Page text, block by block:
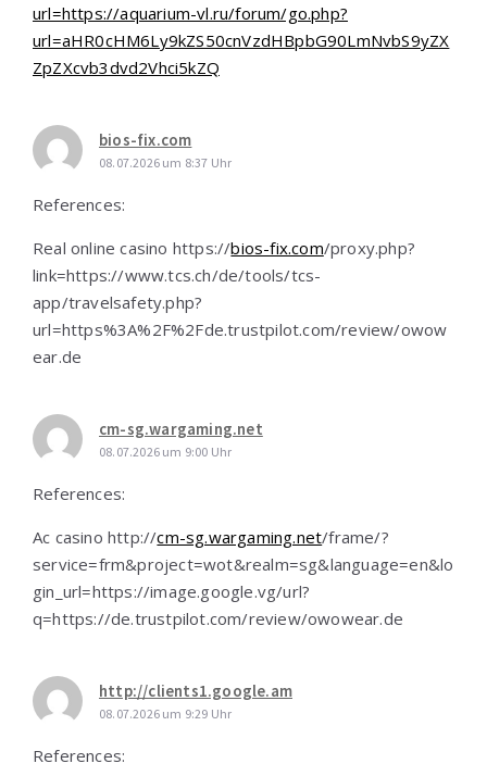
url=https://aquarium-vl.ru/forum/go.php?
url=aHR0cHM6Ly9kZS50cnVzdHBpbG90LmNvbS9yZX
ZpZXcvb3dvd2Vhci5kZQ
bios-fix.com
08.07.2026 um 8:37 Uhr
References:
Real online casino https://bios-fix.com/proxy.php?
link=https://www.tcs.ch/de/tools/tcs-
app/travelsafety.php?
url=https%3A%2F%2Fde.trustpilot.com/review/owow
ear.de
cm-sg.wargaming.net
08.07.2026 um 9:00 Uhr
References:
Ac casino http://cm-sg.wargaming.net/frame/?
service=frm&project=wot&realm=sg&language=en&lo
gin_url=https://image.google.vg/url?
q=https://de.trustpilot.com/review/owowear.de
http://clients1.google.am
08.07.2026 um 9:29 Uhr
References: